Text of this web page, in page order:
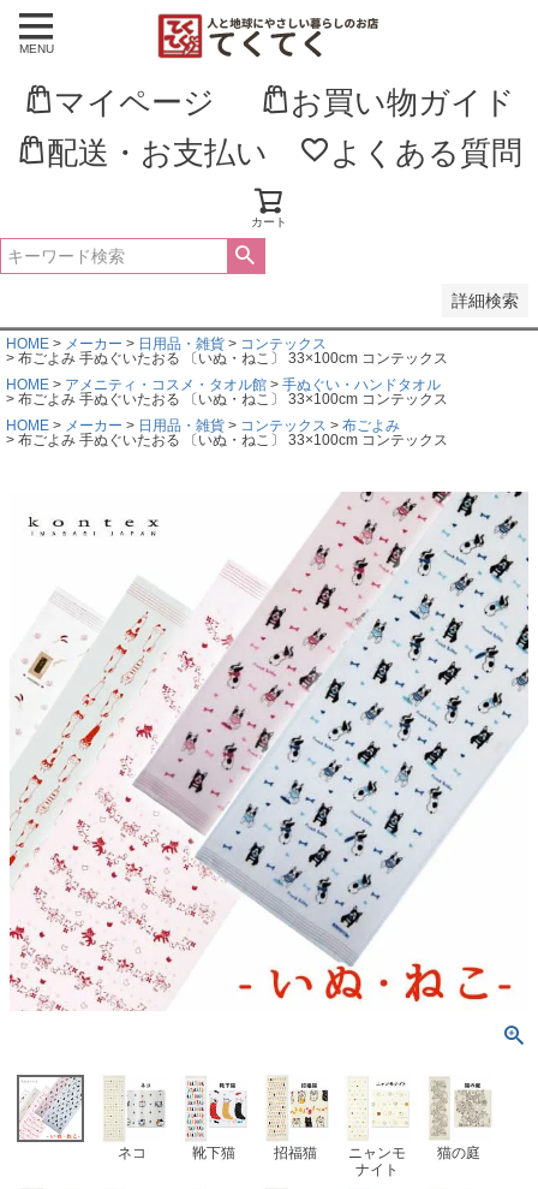
MENU
マイページ
お買い物ガイド
配送・お支払い
よくある質問
カート
詳細検索
新着順
登録順
価格が高い順
優先度順
HOME メーカー 日用品・雑貨
コンテックス
布ごよみ 手ぬぐいたおる 〔いぬ・ねこ〕 33×100cm コンテックス
HOME
アメニティ・コスメ・タオル館
手ぬぐい・ハンドタオル
布ごよみ 手ぬぐいたおる 〔いぬ・ねこ〕 33×100cm コンテックス
HOME
メーカー 日用品・雑貨 コンテックス
布ごよみ
布ごよみ 手ぬぐいたおる 〔いぬ・ねこ〕 33×100cm コンテックス
ネコ 靴下猫 招福猫
ニャンモ
ナイト
猫の庭